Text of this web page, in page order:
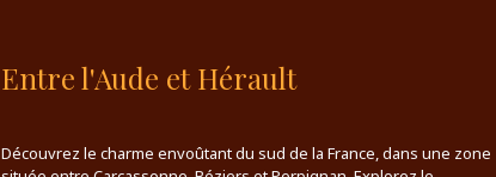
Entre l'Aude et Hérault
Découvrez le charme envoûtant du sud de la France, dans une zone